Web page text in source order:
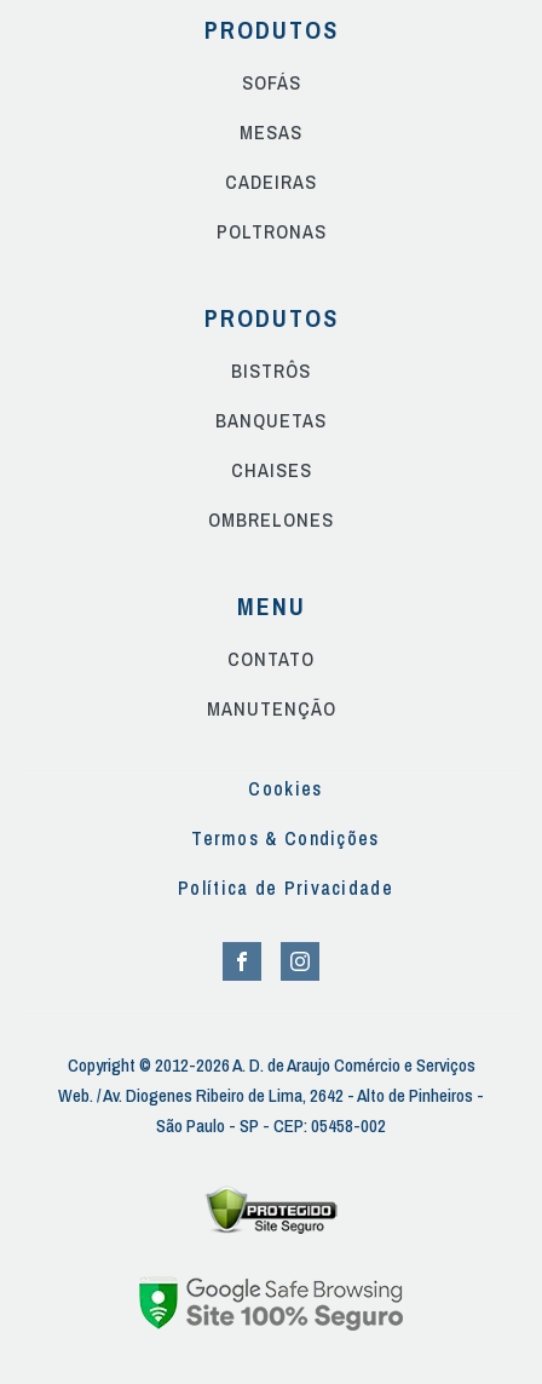
PRODUTOS
SOFÁS
MESAS
CADEIRAS
POLTRONAS
PRODUTOS
BISTRÔS
BANQUETAS
CHAISES
OMBRELONES
MENU
CONTATO
MANUTENÇÃO
Cookies
Termos & Condições
Política de Privacidade
Copyright © 2012-2026 A. D. de Araujo Comércio e Serviços
Web. / Av. Diogenes Ribeiro de Lima, 2642 - Alto de Pinheiros -
São Paulo - SP - CEP: 05458-002